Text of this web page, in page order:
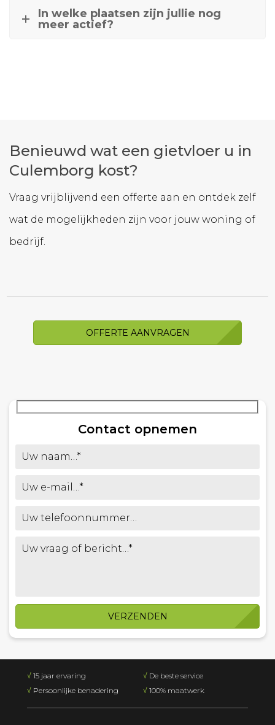
In welke plaatsen zijn jullie nog
meer actief?
Benieuwd wat een gietvloer u in
Culemborg kost?
Vraag vrijblijvend een offerte aan en ontdek zelf
wat de mogelijkheden zijn voor jouw woning of
bedrijf.
OFFERTE AANVRAGEN
Contact opnemen
VERZENDEN
√ 15 jaar ervaring
√ Persoonlijke benadering
√ De beste service
√ 100% maatwerk